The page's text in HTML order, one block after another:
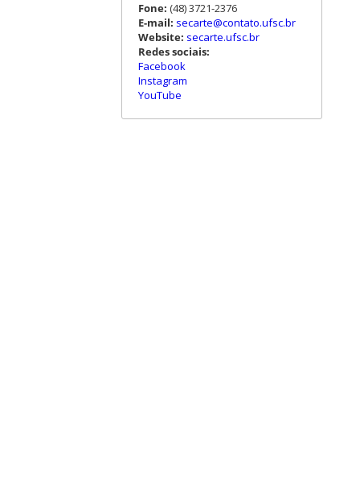
Fone: (48) 3721-2376
E-mail: secarte@contato.ufsc.br
Website: secarte.ufsc.br
Redes sociais:
Facebook
Instagram
YouTube